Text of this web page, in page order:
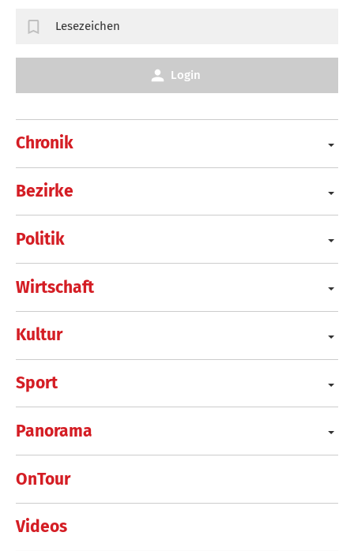
Chronik
Bezirke
Politik
Wirtschaft
Kultur
Sport
Panorama
OnTour
Videos
Lesezeichen
Login